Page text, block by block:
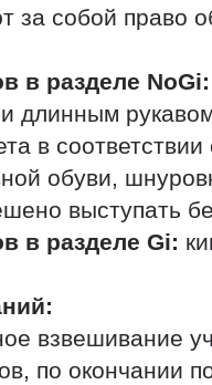
за собой право
в разделе NoGi:
длинным
в
обуви,
выступать
в разделе Gi:
взвешивание
по окончании